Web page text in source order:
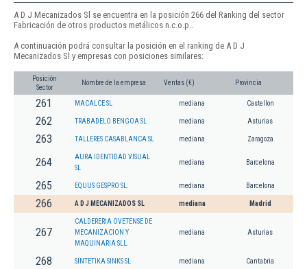
A D J Mecanizados Sl se encuentra en la posición 266 del Ranking del sector
Fabricación de otros productos metálicos n.c.o.p..
A continuación podrá consultar la posición en el ranking de A D J
Mecanizados Sl y empresas con posiciones similares:
Posición
Sector
Nombre de la empresa Ventas (€) Provincia
261 MACALCE SL mediana Castellon
262 TRABADELO BENGOA SL mediana Asturias
263 TALLERES CASABLANCA SL mediana Zaragoza
264
AURA IDENTIDAD VISUAL
SL
mediana Barcelona
265 EQUUS GESPRO SL. mediana Barcelona
266 A D J MECANIZADOS SL mediana Madrid
267
CALDERERIA OVETENSE DE
MECANIZACION Y
MAQUINARIA SLL.
mediana Asturias
268 SINTETIKA SINKS SL mediana Cantabria